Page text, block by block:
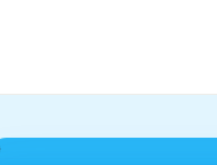
Beruf oder Unternehmen